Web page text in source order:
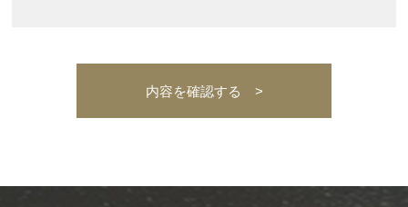
・弊社担当者がお客様との継続的なご連絡を行う
客様の個人情報を、限定された特定の業務の範囲